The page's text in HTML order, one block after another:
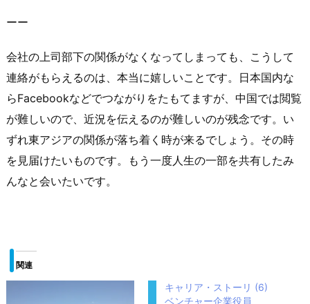
ーー
会社の上司部下の関係がなくなってしまっても、こうして
連絡がもらえるのは、本当に嬉しいことです。日本国内な
らFacebookなどでつながりをたもてますが、中国では閲覧
が難しいので、近況を伝えるのが難しいのが残念です。い
ずれ東アジアの関係が落ち着く時が来るでしょう。その時
を見届けたいものです。もう一度人生の一部を共有したみ
んなと会いたいです。
関連
キャリア・ストーリ (6)
ベンチャー企業役員